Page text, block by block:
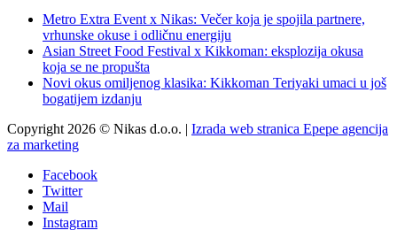
Metro Extra Event x Nikas: Večer koja je spojila partnere,
vrhunske okuse i odličnu energiju
Asian Street Food Festival x Kikkoman: eksplozija okusa
koja se ne propušta
Novi okus omiljenog klasika: Kikkoman Teriyaki umaci u još
bogatijem izdanju
Copyright 2026 © Nikas d.o.o. | Izrada web stranica Epepe agencija
za marketing
Facebook
Twitter
Mail
Instagram